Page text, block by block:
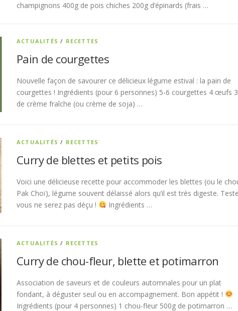
champignons 400g de pois chiches 200g d’épinards (frais …
ACTUALITÉS / RECETTES
Pain de courgettes
Nouvelle façon de savourer ce délicieux légume estival : la pain de
courgettes ! Ingrédients (pour 6 personnes) 5-6 courgettes 4 œufs
de crème fraîche (ou crème de soja) …
ACTUALITÉS / RECETTES
Curry de blettes et petits pois
Voici une délicieuse recette pour accommoder les blettes (ou le
Pak Choï), légume souvent délaissé alors qu’il est très digeste.
vous ne serez pas déçu !
Ingrédients …
ACTUALITÉS / RECETTES
Curry de chou-fleur, blette et potimarron
Association de saveurs et de couleurs automnales pour un plat
fondant, à déguster seul ou en accompagnement. Bon appétit !
Ingrédients (pour 4 personnes) 1 chou-fleur 500g de potimarron …